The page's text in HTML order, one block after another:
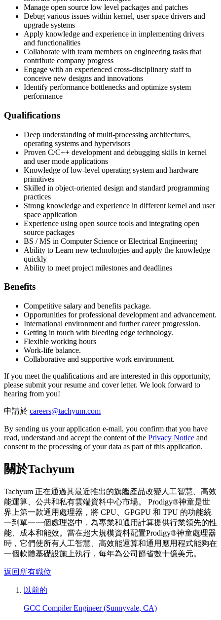
Manage open source low level packages and patches
Debug various issues within kernel, user space drivers and
upgrade systems
Apply knowledge and experience in implementing drivers
and functionalities
Collaborate with team members on engineering tasks that
contribute company progress
Engage with an experienced cross-disciplinary staff to
conceive new designs and innovations
Identify performance bottlenecks and optimize system
performance
Qualifications
Deep understanding of multi-processing architectures,
operating systems and hypervisors
Proven C/C++ development and debugging skills in kernel
and user mode applications
Knowledge of low-level operating system and hardware
primitives
Skilled in object-oriented design and standard programming
practices
Strong knowledge and experience in different kernel and user
space application
Experience using open source tools and integrating open
source packages
BS / MS in Computer Science or Electrical Engineering
Ability to Learn new technologies and apply the knowledge
quickly
Ability to meet project milestones and deadlines
Benefits
Competitive salary and benefits package.
Opportunities for professional development and advancement.
International environment and further career progression.
Getting in touch with bleeding edge technology.
Flexible working hours
Work-life balance.
Collaborative and supportive work environment.
If you meet the qualifications and are interested in this opportunity,
please submit your resume and cover letter. We look forward to
hearing from you!
申請於
By sending us your application e-mail, you confirm that you have
read, understand and accept the content of the Privacy Notice and
consent to the processing of your data as part of this application.
關於Tachyum
Tachyum 正在通過其最近推出的旗艦產品改變人工智慧、高效
能運算、公共和私有雲端資料中心市場。 Prodigy®神童是世
界上第一款通用處理器，將 CPU、GPGPU 和 TPU 的功能統
一到單一一個處理器中，為專業和通用計算提供行業領先的性
能、成本和能效。當在超大規模資料配置Prodigy®神童處理器
時，它們使所有人工智慧、高效能運算和通用應用程式能夠在
一個軟體基礎設施上執行，每年為公司節省數十億美元。
返回所有職位
以前的
GCC Compiler Engineer (Sunnyvale, CA)